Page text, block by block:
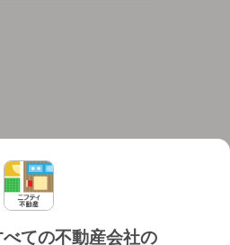
ての不動産会社の